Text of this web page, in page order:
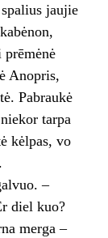
jaujie
prēmėnė
Anopris,
Pabraukė
tarpa
kėlpas, vo
–
diel kuo?
merga –